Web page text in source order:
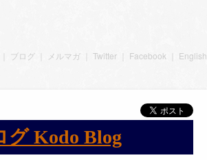
ブログ メルマガ Twitter Facebook English